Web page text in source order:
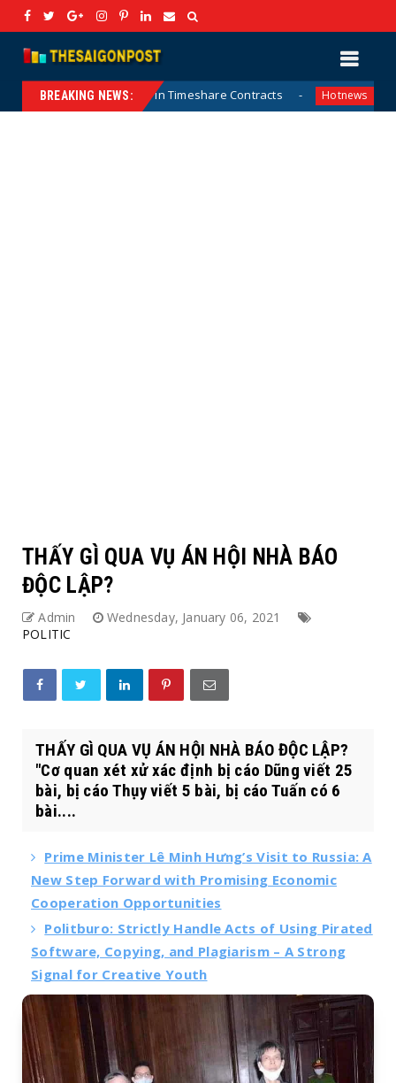
BREAKING NEWS:
Period Law in Timeshare Contracts Hotnews Prime
THẤY GÌ QUA VỤ ÁN HỘI NHÀ BÁO
ĐỘC LẬP?
Admin
Wednesday, January 06, 2021
POLITIC
THẤY GÌ QUA VỤ ÁN HỘI NHÀ BÁO ĐỘC LẬP?
"Cơ quan xét xử xác định bị cáo Dũng viết 25
bài, bị cáo Thụy viết 5 bài, bị cáo Tuấn có 6
bài....
Prime Minister Lê Minh Hưng’s Visit to Russia: A
New Step Forward with Promising Economic
Cooperation Opportunities
Politburo: Strictly Handle Acts of Using Pirated
Software, Copying, and Plagiarism – A Strong
Signal for Creative Youth